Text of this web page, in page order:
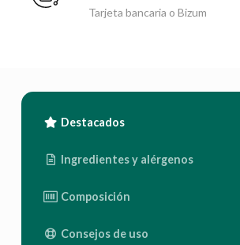
Tarjeta bancaria o Bizum
Destacados
Ingredientes y alérgenos
Composición
Consejos de uso